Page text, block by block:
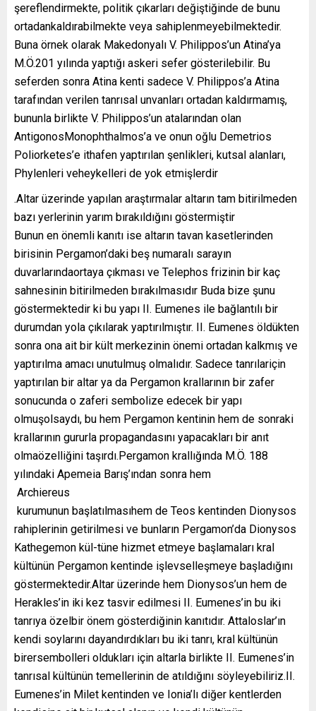
şereflendirmekte, politik çıkarları değiştiğinde de bunu
ortadankaldırabilmekte veya sahiplenmeyebilmektedir.
Buna örnek olarak Makedonyalı V. Philippos’un Atina’ya
M.Ö.201 yılında yaptığı askeri sefer gösterilebilir. Bu
seferden sonra Atina kenti sadece V. Philippos’a Atina
tarafından verilen tanrısal unvanları ortadan kaldırmamış,
bununla birlikte V. Philippos’un atalarından olan
AntigonosMonophthalmos’a ve onun oğlu Demetrios
Poliorketes’e ithafen yaptırılan şenlikleri, kutsal alanları,
Phylenleri veheykelleri de yok etmişlerdir
.Altar üzerinde yapılan araştırmalar altarın tam bitirilmeden
bazı yerlerinin yarım bırakıldığını göstermiştir
Bunun en önemli kanıtı ise altarın tavan kasetlerinden
birisinin Pergamon’daki beş numaralı sarayın
duvarlarındaortaya çıkması ve Telephos frizinin bir kaç
sahnesinin bitirilmeden bırakılmasıdır Buda bize şunu
göstermektedir ki bu yapı II. Eumenes ile bağlantılı bir
durumdan yola çıkılarak yaptırılmıştır. II. Eumenes öldükten
sonra ona ait bir kült merkezinin önemi ortadan kalkmış ve
yaptırılma amacı unutulmuş olmalıdır. Sadece tanrılariçin
yaptırılan bir altar ya da Pergamon krallarının bir zafer
sonucunda o zaferi sembolize edecek bir yapı
olmuşolsaydı, bu hem Pergamon kentinin hem de sonraki
krallarının gururla propagandasını yapacakları bir anıt
olmaözelliğini taşırdı.Pergamon krallığında M.Ö. 188
yılındaki Apemeia Barış’ından sonra hem
Archiereus
kurumunun başlatılmasıhem de Teos kentinden Dionysos
rahiplerinin getirilmesi ve bunların Pergamon’da Dionysos
Kathegemon kül-tüne hizmet etmeye başlamaları kral
kültünün Pergamon kentinde işlevselleşmeye başladığını
göstermektedir.Altar üzerinde hem Dionysos’un hem de
Herakles’in iki kez tasvir edilmesi II. Eumenes’in bu iki
tanrıya özelbir önem gösterdiğinin kanıtıdır. Attaloslar’ın
kendi soylarını dayandırdıkları bu iki tanrı, kral kültünün
birersembolleri oldukları için altarla birlikte II. Eumenes’in
tanrısal kültünün temellerinin de atıldığını söyleyebiliriz.II.
Eumenes’in Milet kentinden ve Ionia’lı diğer kentlerden